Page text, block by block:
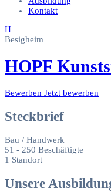
Kontakt
H
Besigheim
HOPF
Bewerben Jetzt bewerben
Steckbrief
Bau / Handwerk
51 - 250 Beschäftigte
1 Standort
Unsere